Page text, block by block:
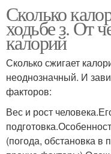
Сколько
ходьбе з. От
калорий
Сколько сжигает
неоднозначный. И
факторов:
Вес и рост
(погода, обстановка